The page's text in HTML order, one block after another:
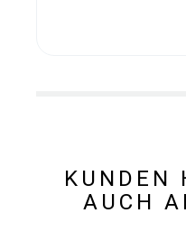
KUNDEN
AUCH